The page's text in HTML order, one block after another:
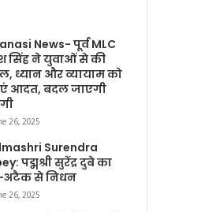
News- पूर्व MLC
सिंह ने युवाओं से की
ध्यान और व्यायाम को
आदत, बदल जाएगी
26, 2025
Surendra
पद्मश्री सुरेंद्र दुबे का
अटैक से निधन
26, 2025